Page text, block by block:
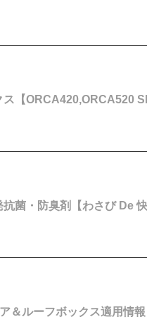
ス【ORCA420,ORCA520
抗菌・防臭剤【わさび De
＆ルーフボックス適用情